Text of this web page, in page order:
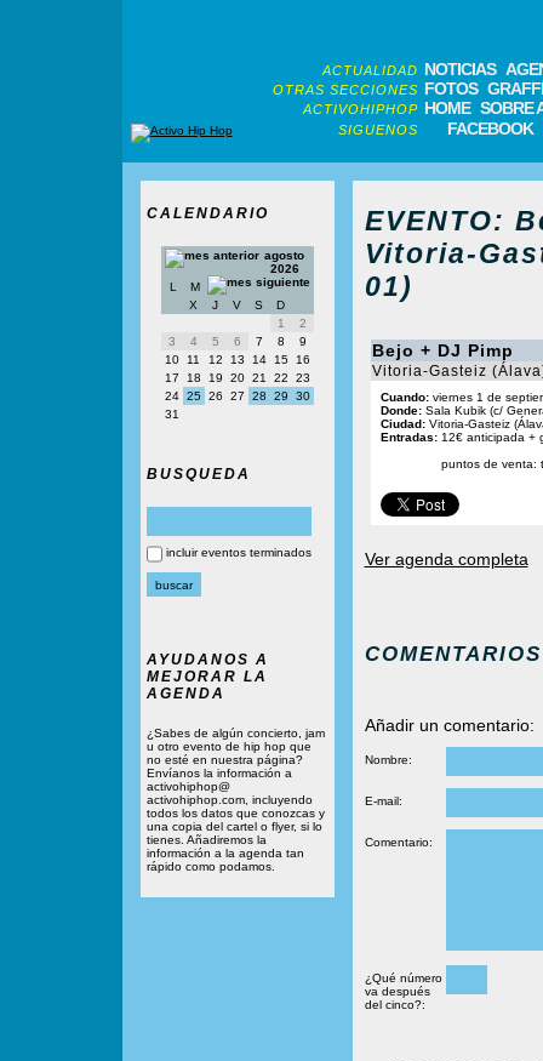
ACTUALIDAD NOTICIAS
OTRAS SECCIONES FOTOS
ACTIVOHIPHOP HOME SOBRE
SIGUENOS FACEBOOK
CALENDARIO
agosto
2026
L
M
X
J V S
D
1
2
3
4 5 6 7 8
9
10
11 12 13 14 15
16
17
18 19 20 21 22
23
24 25 26 27 28 29
30
31
BUSQUEDA
incluir eventos terminados
AYUDANOS A
MEJORAR LA
AGENDA
¿Sabes de algún concierto, jam
u otro evento de hip hop que
no esté en nuestra página?
Envíanos la información a
activohiphop@
activohiphop.com, incluyendo
todos los datos que conozcas y
una copia del cartel o flyer, si lo
tienes. Añadiremos la
información a la agenda tan
rápido como podamos.
EVENTO:
Vitoria-
01)
Bejo + DJ Pimp
Vitoria-Gasteiz
Cuando:viernes 1 de
Donde:Sala Kubik (c/
Ciudad:Vitoria-Gasteiz
Entradas: 12€ anticipada +
puntos de venta:
Ver agenda completa
COMENTARIOS
Añadir un comentario:
Nombre:
E-mail:
Comentario:
¿Qué número
va después
del cinco?: